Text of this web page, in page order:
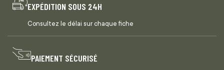
EXPÉDITION SOUS 24H
Consultez le délai sur chaque fiche
PAIEMENT SÉCURISÉ